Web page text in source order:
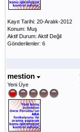
Kayıt Tarihi: 20-Aralık-2012
Konum: Muş
Aktif Durum: Aktif Değil
Gönderilenler: 6
mestion
Yeni Üye